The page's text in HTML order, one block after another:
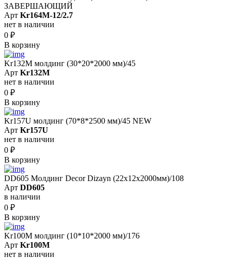
ЗАВЕРШАЮЩИЙ
Арт Kr164M-12/2.7
нет в наличии
0 ₽
В корзину
Kr132M молдинг (30*20*2000 мм)/45
Арт Kr132M
нет в наличии
0 ₽
В корзину
Kr157U молдинг (70*8*2500 мм)/45 NEW
Арт Kr157U
нет в наличии
0 ₽
В корзину
DD605 Молдинг Decor Dizayn (22х12x2000мм)/108
Арт DD605
в наличии
0 ₽
В корзину
Kr100M молдинг (10*10*2000 мм)/176
Арт Kr100M
нет в наличии